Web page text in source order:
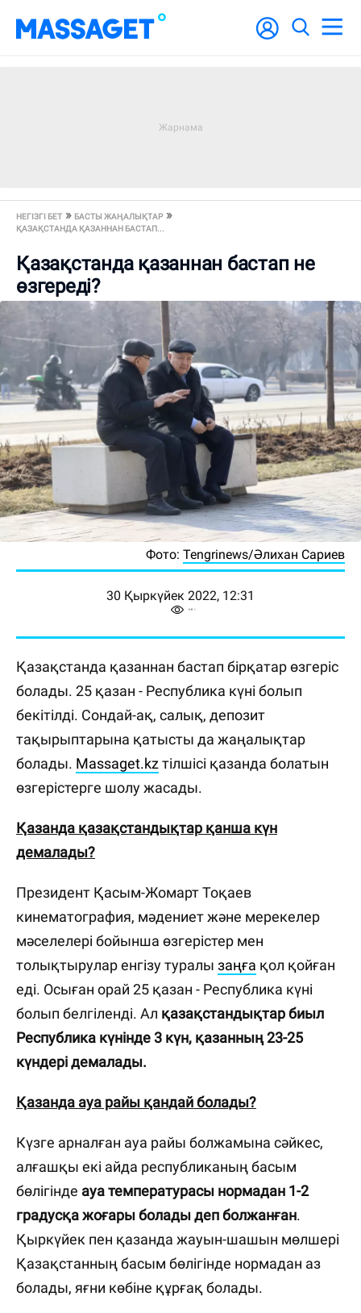
НЕГІЗГІ БЕТ
БАСТЫ ЖАҢАЛЫҚТАР
ҚАЗАҚСТАНДА ҚАЗАННАН БАСТАП...
Қазақстанда қазаннан бастап не
өзгереді?
Фото: Tengrinews/Әлихан Сариев
30 Қыркүйек 2022, 12:31
Қазақстанда қазаннан бастап бірқатар өзгеріс
болады. 25 қазан - Республика күні болып
бекітілді. Сондай-ақ, салық, депозит
тақырыптарына қатысты да жаңалықтар
болады. Massaget.kzтілшісі қазанда болатын
өзгерістерге шолу жасады.
Қазанда қазақстандықтар қанша күн
демалады?
Президент Қасым-Жомарт Тоқаев
кинематография, мәдениет және мерекелер
мәселелері бойынша өзгерістер мен
толықтырулар енгізу туралы заңға қол қойған
еді. Осыған орай 25 қазан - Республика күні
болып белгіленді. Ал қазақстандықтар биыл
Республика күнінде 3 күн, қазанның 23-25
күндері демалады.
Қазанда ауа райы қандай болады?
Күзге арналған ауа райы болжамына сәйкес,
алғашқы екі айда республиканың басым
бөлігінде ауа температурасы нормадан 1-2
градусқа жоғары болады деп болжанған.
Қыркүйек пен қазанда жауын-шашын мөлшері
Қазақстанның басым бөлігінде нормадан аз
болады, яғни көбіне құрғақ болады.